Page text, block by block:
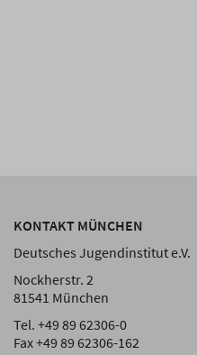
KONTAKT MÜNCHEN
Deutsches Jugendinstitut e.V.
Nockherstr. 2
81541 München
Tel. +49 89 62306-0
Fax +49 89 62306-162